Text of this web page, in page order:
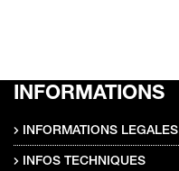
INFORMATIONS
INFORMATIONS LEGALES
INFOS TECHNIQUES